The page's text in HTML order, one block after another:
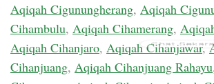
Aqiqah Cigunungherang, Aqiqah
Cihambulu, Aqiqah Cihamerang,
Aqiqah Cihanjaro, Aqiqah Cihanjawar,
Cihanjuang, Aqiqah Cihanjuang Rahayu
Chat